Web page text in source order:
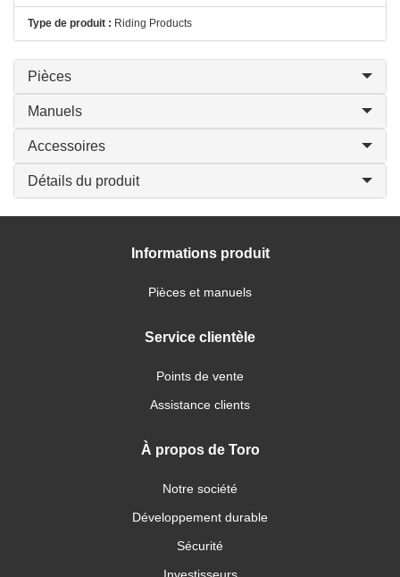
Type de produit : Riding Products
Pièces
Manuels
Accessoires
Détails du produit
Informations produit
Pièces et manuels
Service clientèle
Points de vente
Assistance clients
À propos de Toro
Notre société
Développement durable
Sécurité